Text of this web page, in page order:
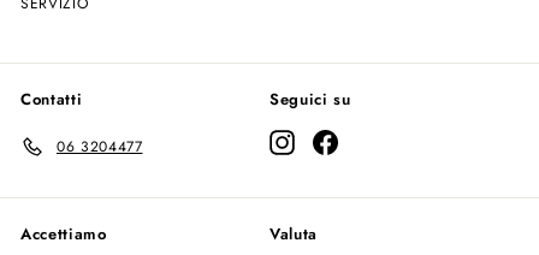
Contatti
06 3204477
Seguici su
Instagram
Accettiamo Valuta